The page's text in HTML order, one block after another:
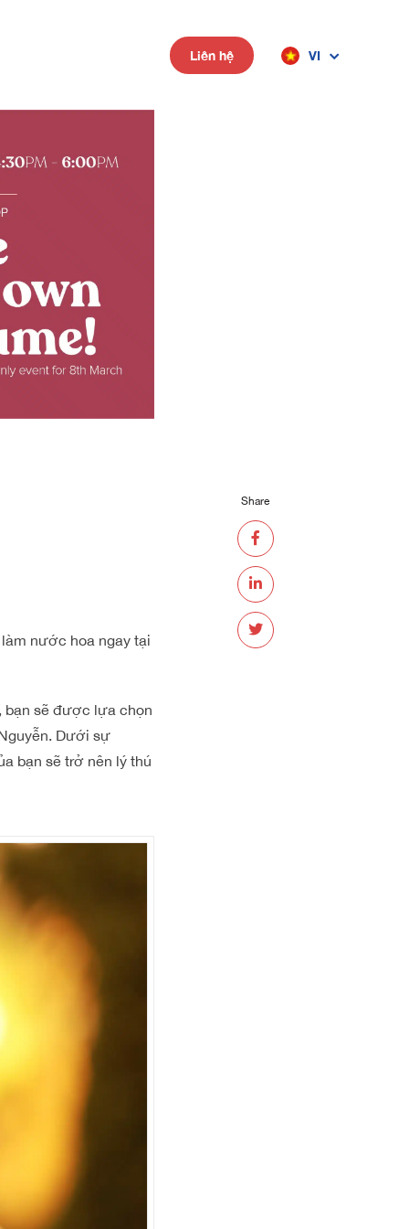
Liên hệ VI
nước hoa ngay tại
bạn sẽ được lựa chọn
Dưới sự
bạn sẽ trở nên lý thú
Share